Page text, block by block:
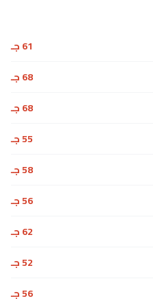
61 جـ
68 جـ
68 جـ
55 جـ
58 جـ
56 جـ
62 جـ
52 جـ
56 جـ